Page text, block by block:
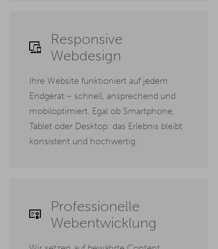
Responsive
Webdesign
Ihre Website funktioniert auf jedem
Endgerät – schnell, ansprechend und
mobiloptimiert. Egal ob Smartphone,
Tablet oder Desktop: das Erlebnis bleibt
konsistent und hochwertig.
Professionelle
Webentwicklung